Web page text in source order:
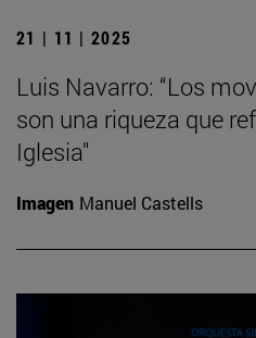
21 | 11 | 2025
Luis Navarro: “Los
son una riqueza que
Iglesia"
Imagen Manuel Castells